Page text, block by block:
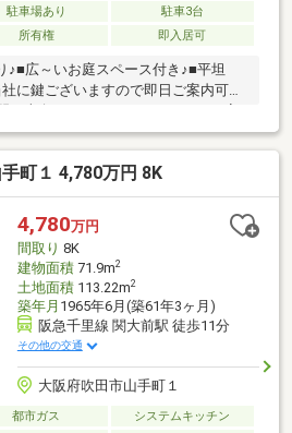
駐車場あり
駐車3台
所有権 即入居可
♪■広～いお庭スペース付き♪■平坦
に鍵ございますので即日ご案内可能
口南向き♪■サッシをぺアガラスに変
抜群です♪
町１ 4,780万円 8K
4,780万円
間取り 8K
建物面積71.9m2
土地面積113.22m2
築年月 1965年6月(築61年3ヶ月)
阪急千里線 関大前駅 徒歩11分
その他の交通
大阪府吹田市山手町１
都市ガス システムキッチン